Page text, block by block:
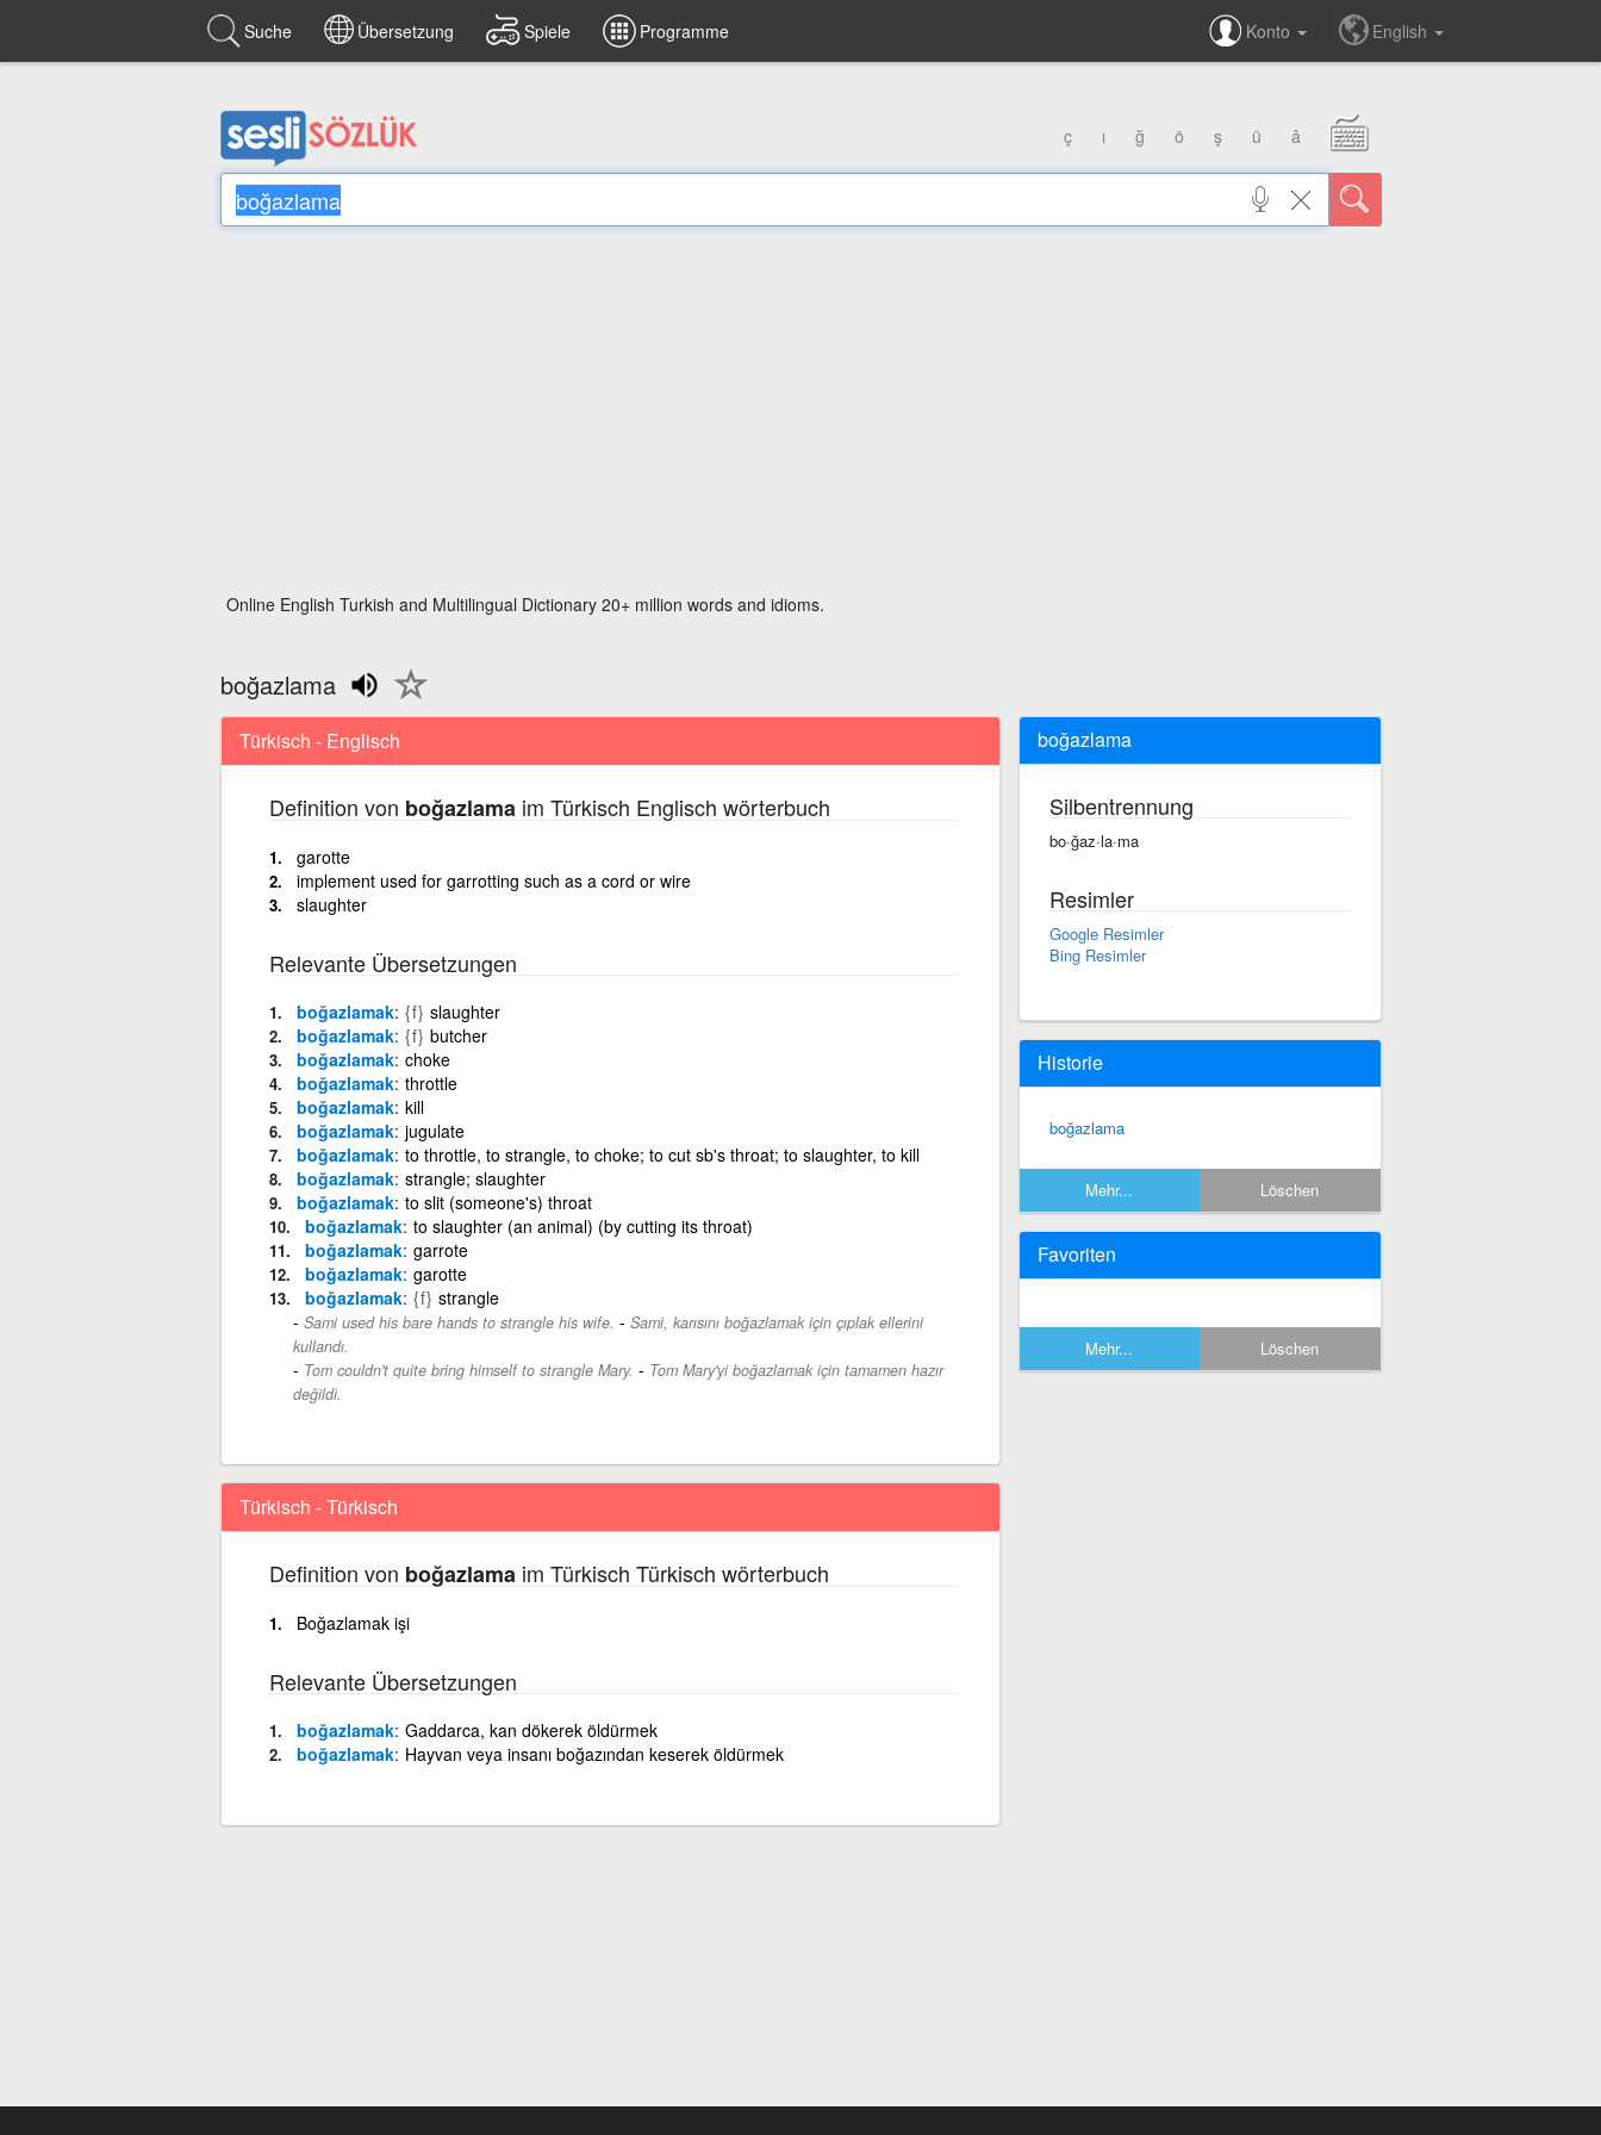
Suche Übersetzung Spiele Programme Konto English
ç ı ğ ö ş ü â
Online English Turkish and Multilingual Dictionary 20+ million words and idioms.
boğazlama
Türkisch - Englisch
Definition von boğazlama im Türkisch Englisch wörterbuch
garotte
implement used for garrotting such as a cord or wire
slaughter
Relevante Übersetzungen
boğazlamak {f} slaughter
boğazlamak {f} butcher
boğazlamak choke
boğazlamak throttle
boğazlamak kill
boğazlamak jugulate
boğazlamak to throttle, to strangle, to choke; to cut sb's throat; to slaughter, to kill
boğazlamak strangle; slaughter
boğazlamak to slit (someone's) throat
boğazlamak to slaughter (an animal) (by cutting its throat)
boğazlamak garrote
boğazlamak garotte
boğazlamak {f} strangle
Sami used his bare hands to strangle his wife. - Sami, karısını boğazlamak için çıplak ellerini
kullandı.
Tom couldn't quite bring himself to strangle Mary. - Tom Mary'yi boğazlamak için tamamen hazır
değildi.
Türkisch - Türkisch
Definition von boğazlama im Türkisch Türkisch wörterbuch
Boğazlamak işi
Relevante Übersetzungen
boğazlamak Gaddarca, kan dökerek öldürmek
boğazlamak Hayvan veya insanı boğazından keserek öldürmek
boğazlama
Silbentrennung
bo·ğaz·la·ma
Resimler
Google Resimler
Bing Resimler
Historie
boğazlama
Mehr... Löschen
Favoriten
Mehr... Löschen